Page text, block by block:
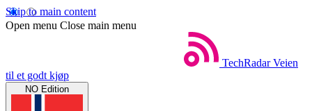
Skip to main content
Open menu Close main menu
TechRadar Veien
til et godt kjøp
NO Edition